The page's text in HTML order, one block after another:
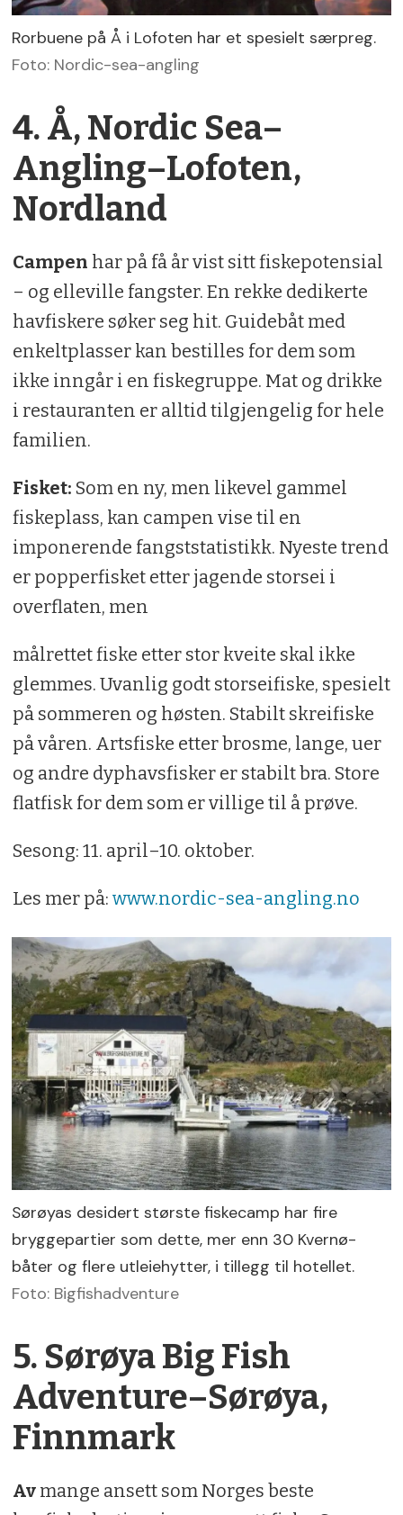
Rorbuene på Å i Lofoten har et spesielt særpreg.
Foto: Nordic-sea-angling
4. Å, Nordic Sea–
Angling–Lofoten,
Nordland
Campen har på få år vist sitt fiskepotensial
– og elleville fangster. En rekke dedikerte
havfiskere søker seg hit. Guidebåt med
enkeltplasser kan bestilles for dem som
ikke inngår i en fiskegruppe. Mat og drikke
i restauranten er alltid tilgjengelig for hele
familien.
Fisket: Som en ny, men likevel gammel
fiskeplass, kan campen vise til en
imponerende fangststatistikk. Nyeste trend
er popperfisket etter jagende storsei i
overflaten, men
målrettet fiske etter stor kveite skal ikke
glemmes. Uvanlig godt storseifiske, spesielt
på sommeren og høsten. Stabilt skreifiske
på våren. Artsfiske etter brosme, lange, uer
og andre dyphavsfisker er stabilt bra. Store
flatfisk for dem som er villige til å prøve.
Sesong: 11. april–10. oktober.
Les mer på: www.nordic-sea-angling.no
Sørøyas desidert største fiskecamp har fire
bryggepartier som dette, mer enn 30 Kvernø-
båter og flere utleiehytter, i tillegg til hotellet.
Foto: Bigfishadventure
5. Sørøya Big Fish
Adventure–Sørøya,
Finnmark
Av mange ansett som Norges beste